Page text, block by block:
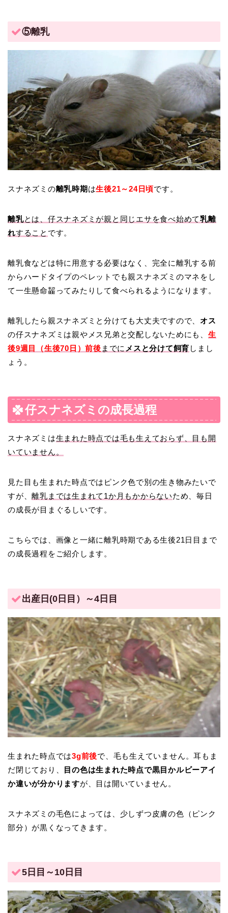
⑤離乳
スナネズミの離乳時期 は生後21～24日頃です。
離乳とは、仔スナネズミが親と同じエサを食べ始めて乳離
れすること です。
離乳食などは特に用意する必要はなく、完全に離乳する前
からハードタイプのペレットでも親スナネズミのマネをし
て一生懸命齧ってみたりして食べられるようになります。
離乳したら親スナネズミと分けても大丈夫ですので、オス
の仔スナネズミは親やメス兄弟と交配しないためにも、 生
後9週目（生後70日）前後 までに メスと分けて飼育 しまし
ょう。
仔スナネズミの成長過程
スナネズミは生まれた時点では毛も生えておらず、目も開
いていません。
見た目も生まれた時点ではピンク色で別の生き物みたいで
すが、離乳までは生まれて1か月もかからないため、毎日
の成長が目まぐるしいです。
こちらでは、画像と一緒に離乳時期である生後21日目まで
の成長過程をご紹介します。
出産日(0日目）～4日目
生まれた時点では3g前後で、毛も生えていません。耳もま
だ閉じており、
目の色は生まれた時点で黒目かルビーアイ
か違いが分かりますが、目は開いていません。
スナネズミの毛色によっては、少しずつ皮膚の色（ピンク
部分）が黒くなってきます。
5日目～10日目